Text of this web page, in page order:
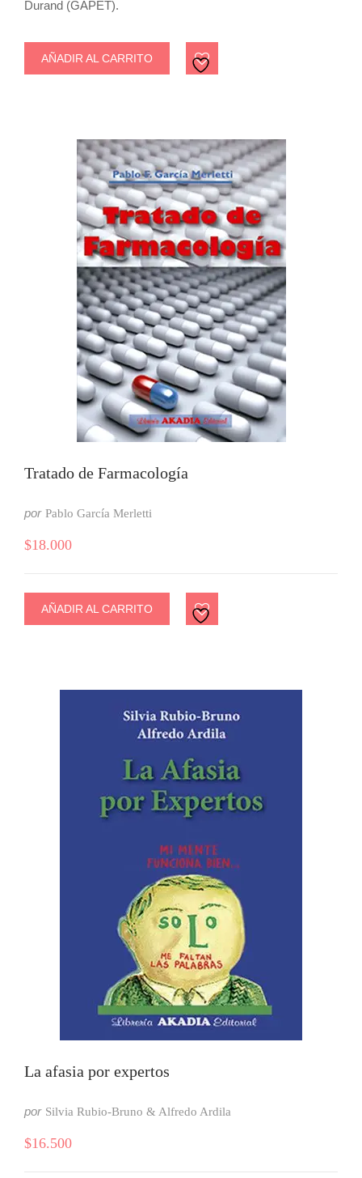
Durand (GAPET).
AÑADIR AL CARRITO
Tratado de Farmacología
por Pablo García Merletti
$18.000
AÑADIR AL CARRITO
La afasia por expertos
por Silvia Rubio-Bruno & Alfredo Ardila
$16.500